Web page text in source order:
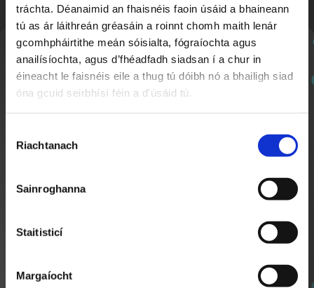
tráchta. Déanaimid an fhaisnéis faoin úsáid a bhaineann
tú as ár láithreán gréasáin a roinnt chomh maith lenár
gcomhpháirtithe meán sóisialta, fógraíochta agus
anailísíochta, agus d’fhéadfadh siadsan í a chur in
éineacht le faisnéis eile a thug tú dóibh nó a bhailigh siad
óna gcuid seirbhísí féin a d'úsáid tú.
Toilithe
Riachtanach
Sainroghanna
Staitisticí
Margaíocht
Slé Anois go Cúramach
Clár 2
25:03
Slé Anois go Cúramach 24:32
Nuachtlitir